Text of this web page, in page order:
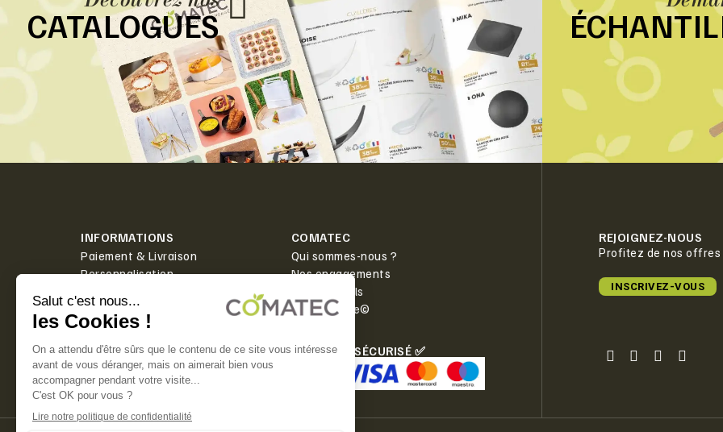
CATALOGUES
INFORMATIONS
Paiement & Livraison
Personnalisation
Contact
COMATEC
Qui sommes-nous ?
Nos engagements
Boîte à outils
PlanetScore©
LIVRAISON
Offerte dès 350€ HT d'achat.
PAIEMENT SÉCURISÉ ✅
REJOIGNEZ-NOUS
Profitez de nos offres
INSCRIVEZ-VOUS